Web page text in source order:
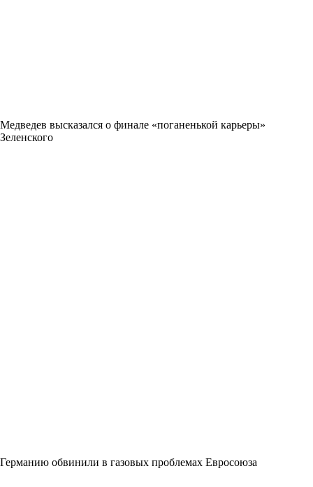
Медведев высказался о финале «поганенькой карьеры»
Зеленского
Германию обвинили в газовых проблемах Евросоюза